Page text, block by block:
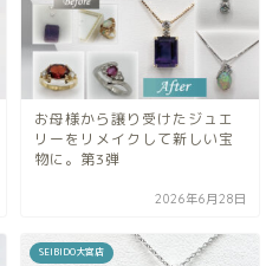
お母様から譲り受けたジュエ
リーをリメイクして新しい宝
物に。第3弾
2026年6月28日
SEIBIDO大宮店